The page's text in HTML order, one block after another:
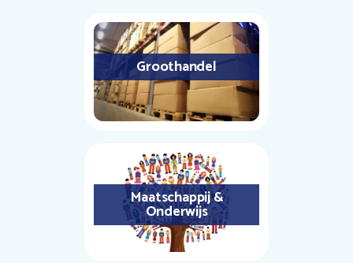
Groothandel
Maatschappij &
Onderwijs